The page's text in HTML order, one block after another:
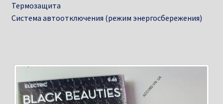
Термозащита
Система автоотключения (режим энергосбережения)